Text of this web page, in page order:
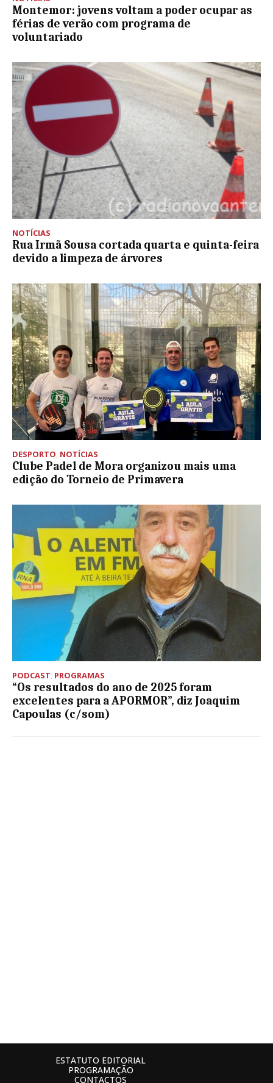
Montemor: jovens voltam a poder ocupar as
férias de verão com programa de
voluntariado
NOTÍCIAS
Rua Irmã Sousa cortada quarta e quinta-feira
devido a limpeza de árvores
DESPORTO, NOTÍCIAS
Clube Padel de Mora organizou mais uma
edição do Torneio de Primavera
PODCAST, PROGRAMAS
“Os resultados do ano de 2025 foram
excelentes para a APORMOR”, diz Joaquim
Capoulas (c/som)
ESTATUTO EDITORIAL
PROGRAMAÇÃO
CONTACTOS